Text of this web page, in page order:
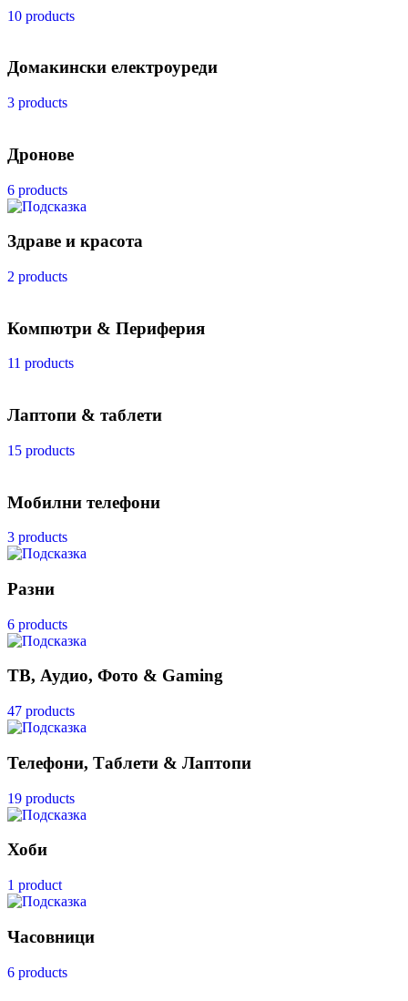
10 products
Домакински електроуреди
3 products
Дронове
6 products
Здраве и красота
2 products
Компютри & Периферия
11 products
Лаптопи & таблети
15 products
Мобилни телефони
3 products
Разни
6 products
ТВ, Аудио, Фото & Gaming
47 products
Телефони, Таблети & Лаптопи
19 products
Хоби
1 product
Часовници
6 products